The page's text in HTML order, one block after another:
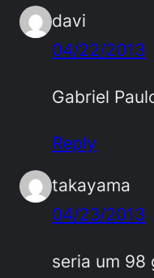
davi
04/22/2013
Gabriel
Reply
takayama
04/23/2013
seria um 98